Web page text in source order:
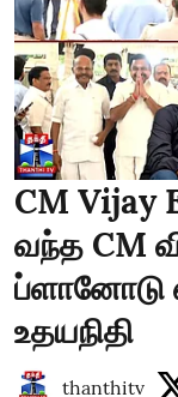
CM Vijay
வந்த CM
ப்ளானோடு
உதயநிதி
thanthitv